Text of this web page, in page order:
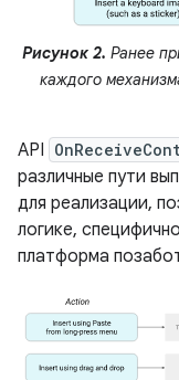
Рисунок 2. Ранее
каждого
API
различные пути
для реализации,
логике,
платформа